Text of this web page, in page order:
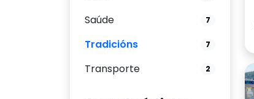
Saúde 7
Tradicións 7
Transporte 2